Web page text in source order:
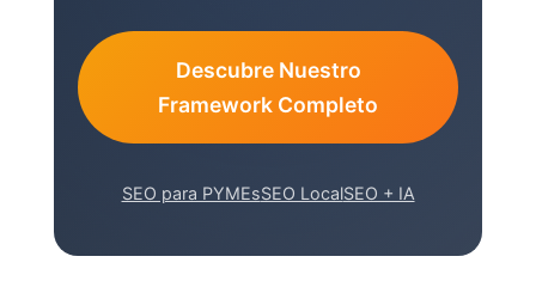
Descubre Nuestro
Framework Completo
SEO para PYMEsSEO LocalSEO + IA